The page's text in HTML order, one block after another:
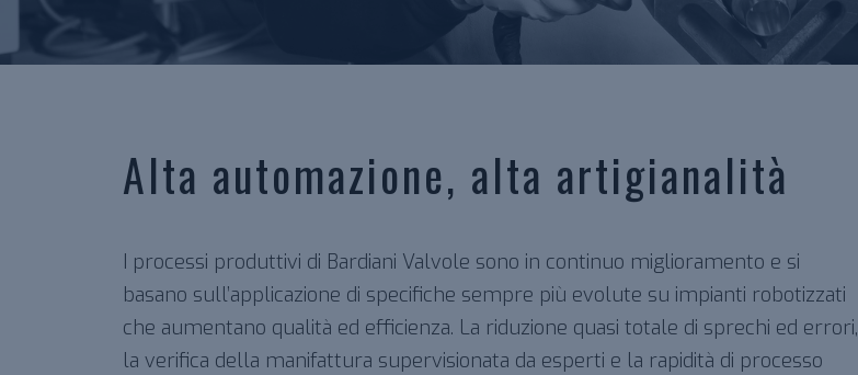
Alta automazione, alta artigianalità
I processi produttivi di Bardiani Valvole sono in continuo miglioramento e si
basano sull’applicazione di specifiche sempre più evolute su impianti robotizzati
che aumentano qualità ed efficienza. La riduzione quasi totale di sprechi ed errori,
la verifica della manifattura supervisionata da esperti e la rapidità di processo